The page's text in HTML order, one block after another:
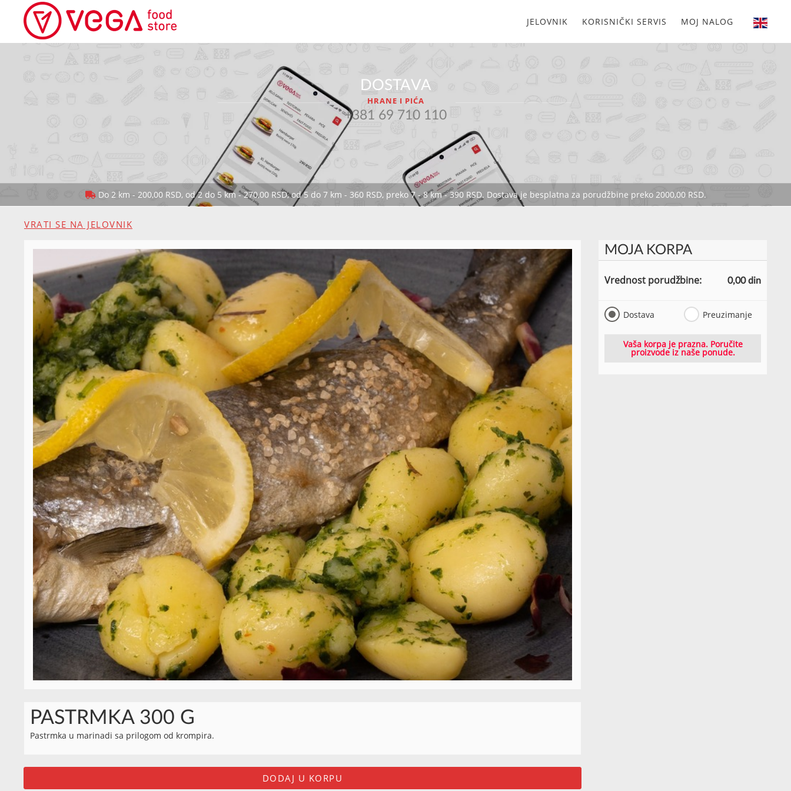
JELOVNIK KORISNIČKI SERVIS MOJ NALOG
DOSTAVA
HRANE I PIĆA
+381 69 710 110
Do 2 km - 200,00 RSD, od 2 do 5 km - 270,00 RSD, od 5 do 7 km - 360 RSD, preko 7 - 8 km - 390 RSD. Dostava je besplatna za porudžbine preko 2000,00 RSD.
VRATI SE NA JELOVNIK
PASTRMKA 300 G
Pastrmka u marinadi sa prilogom od krompira.
DODAJ U KORPU
MOJA KORPA
Vrednost porudžbine: 0,00 din
Dostava Preuzimanje
Vaša korpa je prazna. Poručite
proizvode iz naše ponude.